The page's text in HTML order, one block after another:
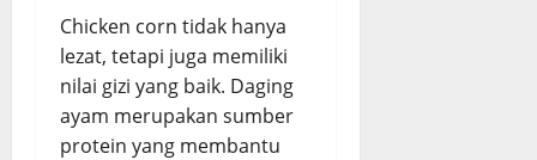
Chicken corn tidak hanya
lezat, tetapi juga memiliki
nilai gizi yang baik. Daging
ayam merupakan sumber
protein yang membantu